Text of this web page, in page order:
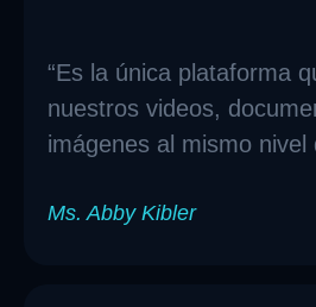
“Es la única plataforma
nuestros videos,
imágenes al mismo nivel
Ms. Abby Kibler